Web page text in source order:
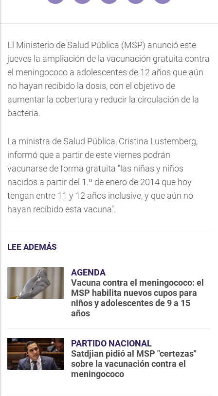
El Ministerio de Salud Pública (MSP) anunció este
jueves la ampliación de la vacunación gratuita contra
el meningococo a adolescentes de 12 años que aún
no hayan recibido la dosis, con el objetivo de
aumentar la cobertura y reducir la circulación de la
bacteria.
La ministra de Salud Pública, Cristina Lustemberg,
informó que a partir de este viernes podrán
vacunarse de forma gratuita "las niñas y niños
nacidos a partir del 1.º de enero de 2014 que hoy
tengan entre 11 y 12 años inclusive, y que aún no
hayan recibido esta vacuna".
LEE ADEMÁS
AGENDA
Vacuna contra el meningococo: el
MSP habilita nuevos cupos para
niños y adolescentes de 9 a 15
años
PARTIDO NACIONAL
Satdjian pidió al MSP "certezas"
sobre la vacunación contra el
meningococo